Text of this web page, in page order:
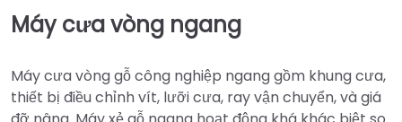
Máy cưa vòng ngang
Máy cưa vòng gỗ công nghiệp ngang gồm khung cưa,
thiết bị điều chỉnh vít, lưỡi cưa, ray vận chuyển, và giá